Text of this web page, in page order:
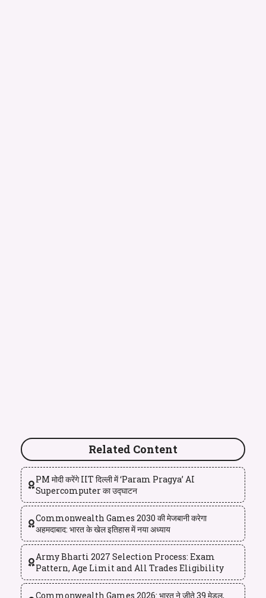
Related Content
PM मोदी करेंगे IIT दिल्ली में ‘Param Pragya’ AI
Supercomputer का उद्घाटन
Commonwealth Games 2030 की मेजबानी करेगा
अहमदाबाद: भारत के खेल इतिहास में नया अध्याय
Army Bharti 2027 Selection Process: Exam
Pattern, Age Limit and All Trades Eligibility
Commonwealth Games 2026: भारत ने जीते 39 मेडल,